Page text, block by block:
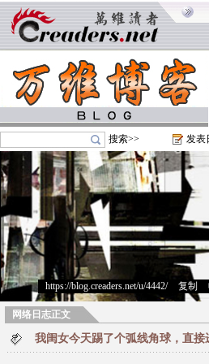
搜索>> 发表
https://blog.creaders.net/u/4442/> 复制
网络日志正文
我闺女今天踢了个弧线角球，直接